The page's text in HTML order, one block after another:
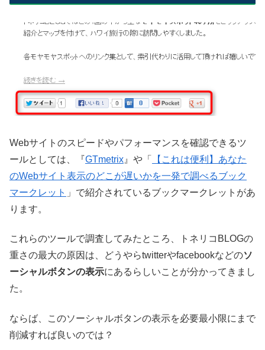
Webサイトのスピードやパフォーマンスを確認できるツ
ールとしては、『GTmetrix 』や「
【これは便利】あなた
のWebサイト表示のどこが遅いかを一発で調べるブック
マークレット 」で紹介されているブックマークレットがあ
ります。
これらのツールで調査してみたところ、トネリコBLOGの
重さの最大の原因は、どうやらtwitterやfacebookなどのソ
ーシャルボタンの表示にあるらしいことが分かってきまし
た。
ならば、このソーシャルボタンの表示を必要最小限にまで
削減すれば良いのでは？